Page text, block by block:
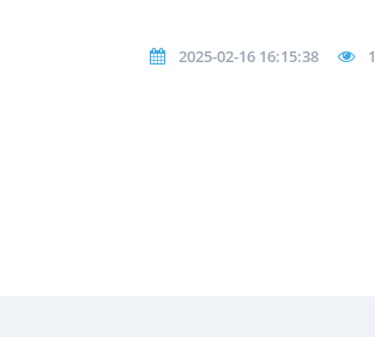
2025-02-16 16:15:38